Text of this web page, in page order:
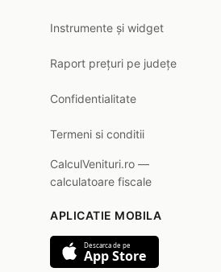
Instrumente și widget
Raport prețuri pe județe
Confidentialitate
Termeni si conditii
CalculVenituri.ro —
calculatoare fiscale
APLICATIE MOBILA
Descarca de pe
App Store